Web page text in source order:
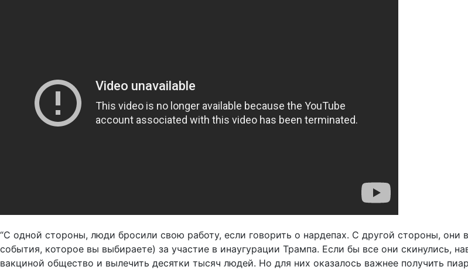
“С одной стороны, люди бросили свою работу, если говорить о нардепах. С другой стороны, они
события, которое вы выбираете) за участие в инаугурации Трампа. Если бы все они скинулись,
вакциной общество и вылечить десятки тысяч людей. Но для них оказалось важнее получить